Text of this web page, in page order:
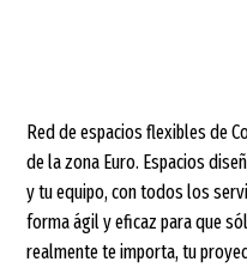
Red de espacios flexibles de
de la zona Euro. Espacios
y tu equipo, con todos los
forma ágil y eficaz para que
realmente te importa, tu